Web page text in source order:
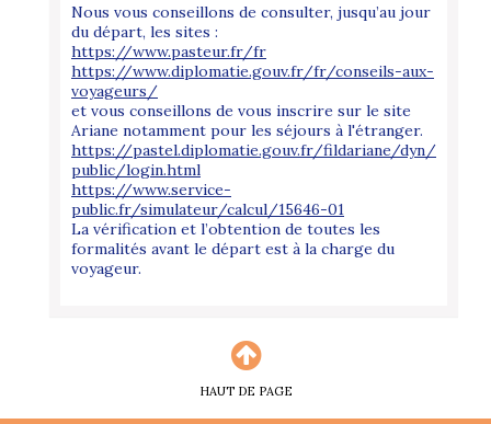
Nous vous conseillons de consulter, jusqu’au jour
du départ, les sites :
https://www.pasteur.fr/fr
https://www.diplomatie.gouv.fr/fr/conseils-aux-
voyageurs/
et vous conseillons de vous inscrire sur le site
Ariane notamment pour les séjours à l'étranger.
https://pastel.diplomatie.gouv.fr/fildariane/dyn/
public/login.html
https://www.service-
public.fr/simulateur/calcul/15646-01
La vérification et l’obtention de toutes les
formalités avant le départ est à la charge du
voyageur.
HAUT DE PAGE